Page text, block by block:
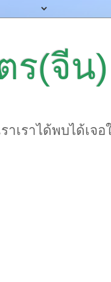
ร(จีน)
าเราได้พบได้เจ